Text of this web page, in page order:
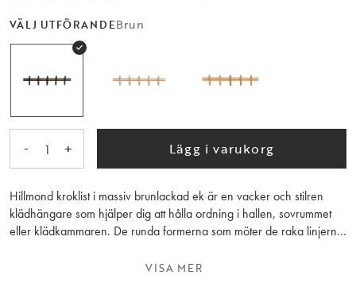
VÄLJ UTFÖRANDEBrun
- 1 + Lägg i varukorg
Hillmond kroklist i massiv brunlackad ek är en vacker och stilren
klädhängare som hjälper dig att hålla ordning i hallen, sovrummet
eller klädkammaren. De runda formerna som möter de raka linjerna
funktionell. Kollektionen Hillmond är synonymt med hög kvalitet,
VISA MER